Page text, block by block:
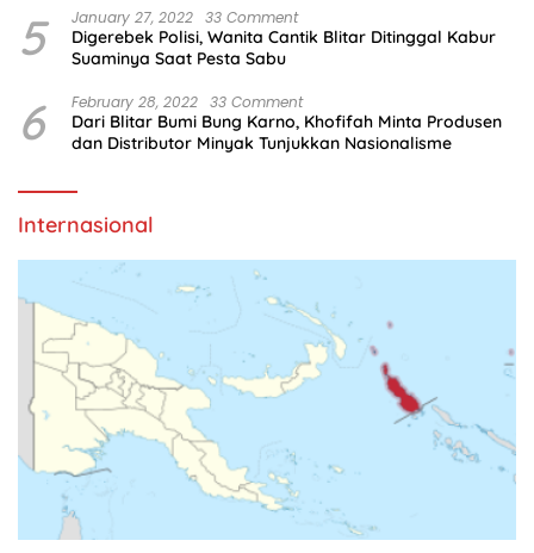
5 January 27, 2022 33 Comment
Digerebek Polisi, Wanita Cantik Blitar Ditinggal Kabur
Suaminya Saat Pesta Sabu
6 February 28, 2022 33 Comment
Dari Blitar Bumi Bung Karno, Khofifah Minta Produsen
dan Distributor Minyak Tunjukkan Nasionalisme
Internasional